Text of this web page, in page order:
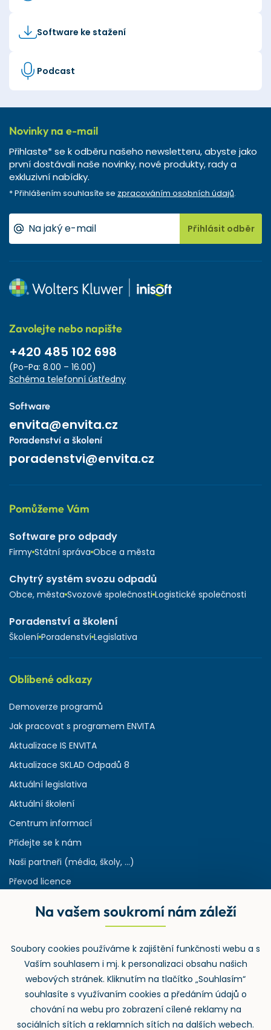
Software ke stažení
Podcast
Novinky na e-mail
Přihlaste* se k odběru našeho newsletteru, abyste jako
první dostávali naše novinky, nové produkty, rady a
exkluzivní nabídky.
* Přihlášením souhlasíte se zpracováním osobních údajů.
Přihlásit odběr
Zavolejte nebo napište
+420 485 102 698
(Po-Pa: 8.00 – 16.00)
Schéma telefonní ústředny
Software
envita@envita.cz
Poradenství a školení
poradenstvi@envita.cz
Pomůžeme Vám
Software pro odpady
Firmy Státní správa Obce a města
Chytrý systém svozu odpadů
Obce, města Svozové společnosti Logistické společnosti
Poradenství a školení
Školení Poradenství Legislativa
Oblíbené odkazy
Demoverze programů
Jak pracovat s programem ENVITA
Aktualizace IS ENVITA
Aktualizace SKLAD Odpadů 8
Aktuální legislativa
Aktuální školení
Centrum informací
Přidejte se k nám
Naši partneři (média, školy, ...)
Převod licence
Rejstřík používaných zkratek v odpadech
Zpětný odběr
Na vašem soukromí nám záleží
Soubory cookies používáme k zajištění funkčnosti webu a s
Vaším souhlasem i mj. k personalizaci obsahu našich
webových stránek. Kliknutím na tlačítko „Souhlasím“
souhlasíte s využívaním cookies a předáním údajů o
chování na webu pro zobrazení cílené reklamy na
sociálních sítích a reklamních sítích na dalších webech.